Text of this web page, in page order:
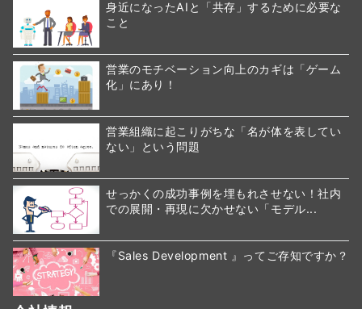
身近になったAIと「共存」するために必要な
こと
営業のモチベーション向上のカギは「ゲーム
化」にあり！
営業組織に起こりがちな「名が体を表してい
ない」という問題
せっかくの成功事例を埋もれさせない！社内
での展開・再現に欠かせない「モデル...
『Sales Development 』ってご存知ですか？